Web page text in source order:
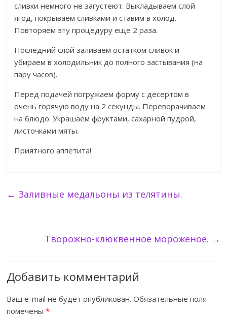
сливки немного не загустеют. Выкладываем слой
ягод, покрываем сливками и ставим в холод.
Повторяем эту процедуру еще 2 раза.
Последний слой заливаем остатком сливок и
убираем в холодильник до полного застывания (на
пару часов).
Перед подачей погружаем форму с десертом в
очень горячую воду на 2 секунды. Переворачиваем
на блюдо. Украшаем фруктами, сахарной пудрой,
листочками мяты.
Приятного аппетита!
← Заливные медальоны из телятины.
Творожно-клюквенное мороженое. →
Добавить комментарий
Ваш e-mail не будет опубликован. Обязательные поля
помечены*